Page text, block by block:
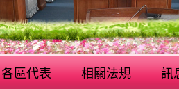
各區代表 相關法規 訊